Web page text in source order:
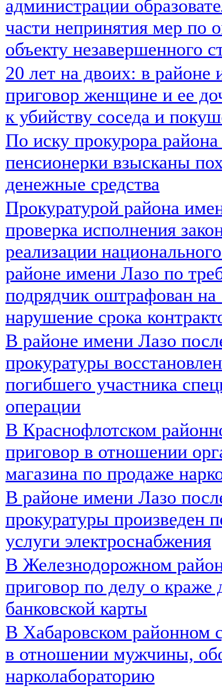
администрации
части непринятия мер по
объекту незавершенного
20 лет на двоих: в
приговор женщине и ее
к убийству соседа и
По иску прокурора
пенсионерки взысканы
денежные средства
Прокуратурой района
проверка исполнения
реализации
районе имени Лазо по
подрядчик оштрафован на
нарушение срока
В районе имени Лазо
прокуратуры
погибшего участника
операции
В Краснофлотском
приговор в отношении
магазина по продаже
В районе имени Лазо
прокуратуры произведен
услуги электроснабжения
В Железнодорожном
приговор по делу о краже
банковской карты
В Хабаровском районном
в отношении мужчины,
нарколабораторию